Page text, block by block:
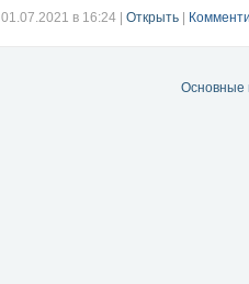
01.07.2021 в 16:24
Открыть
Основные